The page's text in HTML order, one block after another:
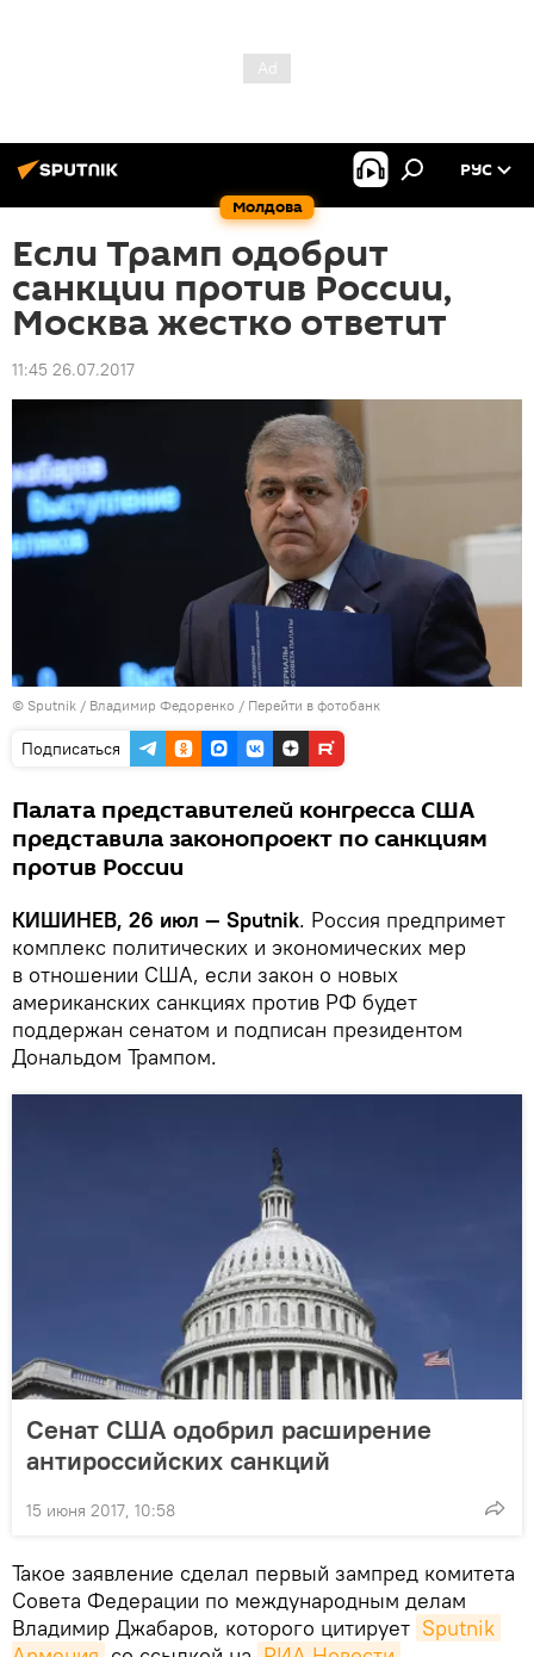
Молдова
РУС
Если Трамп одобрит
санкции против России,
Москва жестко ответит
11:45 26.07.2017
© Sputnik / Владимир Федоренко / Перейти в фотобанк
Подписаться
Палата представителей конгресса США
представила законопроект по санкциям
против России
КИШИНЕВ, 26 июл — Sputnik. Россия предпримет
комплекс политических и экономических мер
в отношении США, если закон о новых
американских санкциях против РФ будет
поддержан сенатом и подписан президентом
Дональдом Трампом.
Сенат США одобрил расширение
антироссийских санкций
15 июня 2017, 10:58
Такое заявление сделал первый зампред комитета
Совета Федерации по международным делам
Владимир Джабаров, которого цитирует Sputnik